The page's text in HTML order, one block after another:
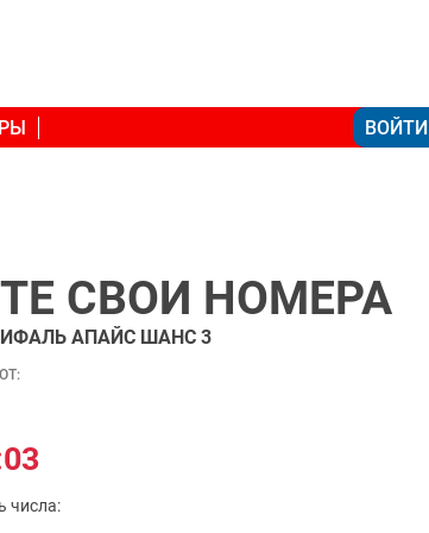
ВОЙТИ
СВОИ НОМЕРА
АПАЙС ШАНС 3
числа: